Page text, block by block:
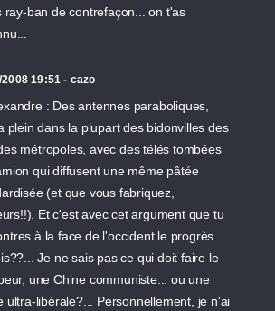
ray-ban de contrefaçon... on t'as
2008 19:51 - cazo
: Des antennes paraboliques,
plein dans la plupart des bidonvilles des
métropoles, avec des télés tombées
qui diffusent une même pâtée
(et que vous fabriquez,
Et c'est avec cet argument que tu
à la face de l'occident le progrès
Je ne sais pas ce qui doit faire le
une Chine communiste... ou une
ultra-libérale?... Personnellement, je n'ai